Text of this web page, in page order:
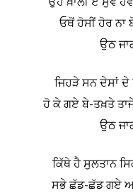
ਓਥੋਂ ਹੋਸੀਂ ਹੋਰ ਨਾ
ਉਠ
ਜਿਹੜੇ ਸਨ ਦੇਸਾਂ ਦੇ
ਹੋ ਕੇ ਗਏ ਬੇ-ਤਖ਼ਤੇ
ਉਠ
ਕਿੱਥੇ ਹੈ ਸੁਲਤਾਨ
ਸਭੇ ਛੱਡ-ਛੱਡ ਗਏ